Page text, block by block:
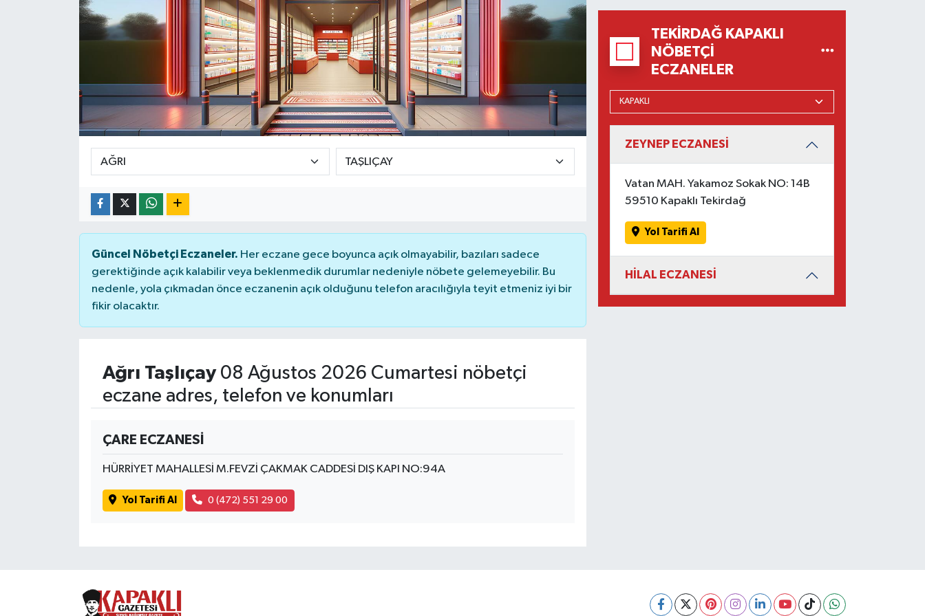
Güncel Nöbetçi Eczaneler. Her eczane gece boyunca açık olmayabilir, bazıları sadece
gerektiğinde açık kalabilir veya beklenmedik durumlar nedeniyle nöbete gelemeyebilir. Bu
nedenle, yola çıkmadan önce eczanenin açık olduğunu telefon aracılığıyla teyit etmeniz iyi bir
fikir olacaktır.
Ağrı Taşlıçay08 Ağustos 2026 Cumartesi nöbetçi
eczane adres, telefon ve konumları
ÇARE ECZANESİ
HÜRRİYET MAHALLESİ M.FEVZİ ÇAKMAK CADDESİ DIŞ KAPI NO:94A
Yol Tarifi Al 0 (472) 551 29 00
TEKIRDAĞ KAPAKLI
NÖBETÇI
ECZANELER
ZEYNEP ECZANESİ
Vatan MAH. Yakamoz Sokak NO: 14B
59510 Kapaklı Tekirdağ
Yol Tarifi Al
HİLAL ECZANESİ
Ekonomi
Teknoloji